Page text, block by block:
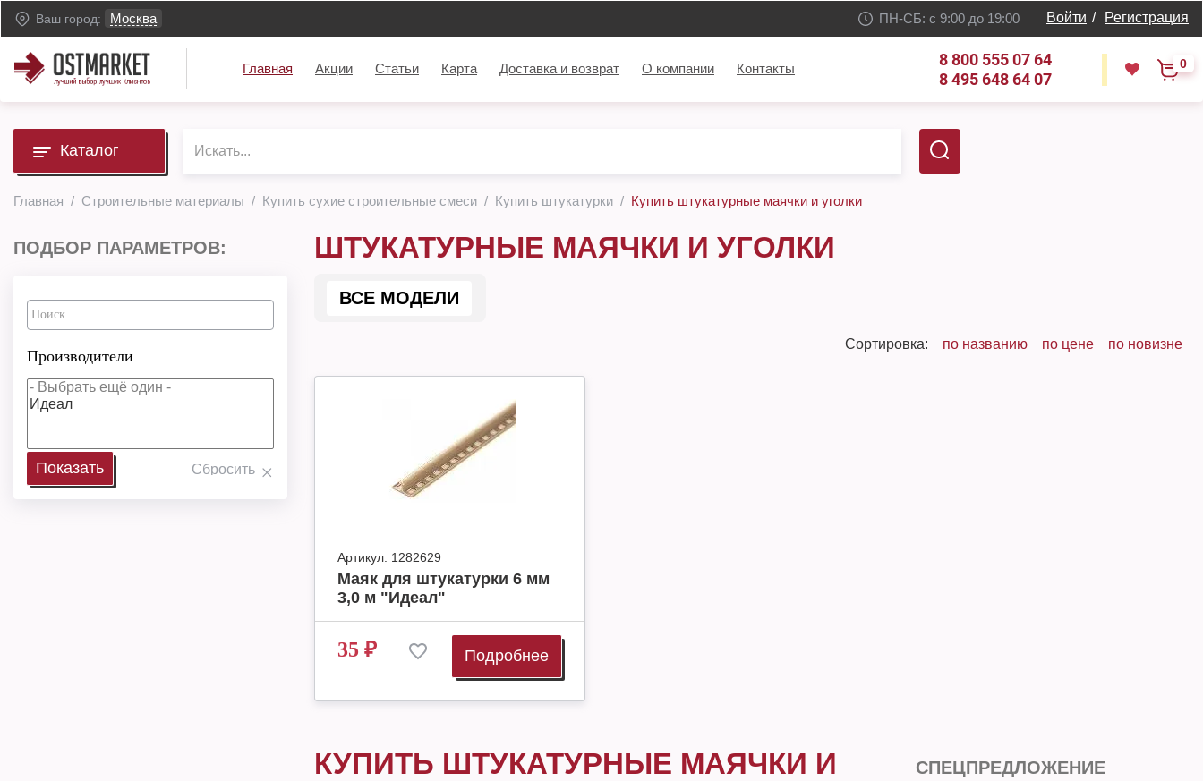
Ваш город: Москва ПН-СБ: с 9:00 до 19:00 Войти / Регистрация
Главная Акции Статьи Карта Доставка и возврат О компании Контакты
8 800 555 07 64
8 495 648 64 07
0
Каталог
Главная Строительные материалы Купить сухие строительные смеси Купить штукатурки Купить штукатурные маячки и уголки
ПОДБОР ПАРАМЕТРОВ:
Производители
ШТУКАТУРНЫЕ МАЯЧКИ И УГОЛКИ
ВСЕ МОДЕЛИ
Сортировка: по названию по цене по новизне
Артикул: 1282629
Маяк для штукатурки 6 мм
3,0 м "Идеал"
35 ₽ Подробнее
КУПИТЬ ШТУКАТУРНЫЕ МАЯЧКИ И
СПЕЦПРЕДЛОЖЕНИЕ